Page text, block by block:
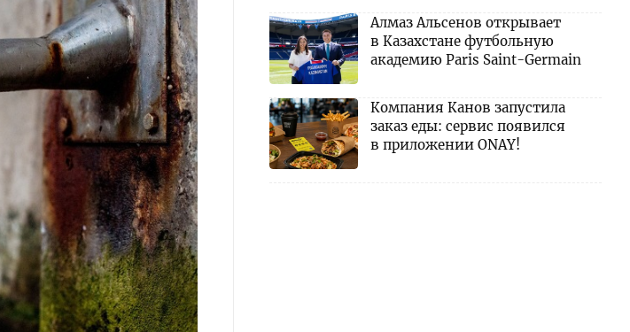
Алмаз Альсенов открывает
в Казахстане футбольную
академию Paris Saint-Germain
Компания Канов запустила
заказ еды: сервис появился
в приложении ONAY!